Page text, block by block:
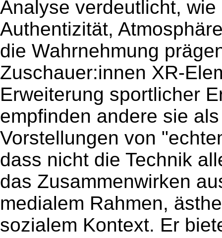
Analyse verdeutlicht,
Authentizität,
die Wahrnehmung
Zuschauer:innen XR-
Erweiterung sportlicher
empfinden andere sie
Vorstellungen von
dass nicht die Technik
das Zusammenwirken
medialem Rahmen,
sozialem Kontext. Er